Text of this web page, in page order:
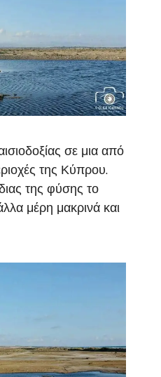
σε μια από
της Κύπρου.
της φύσης το
μέρη μακρινά και